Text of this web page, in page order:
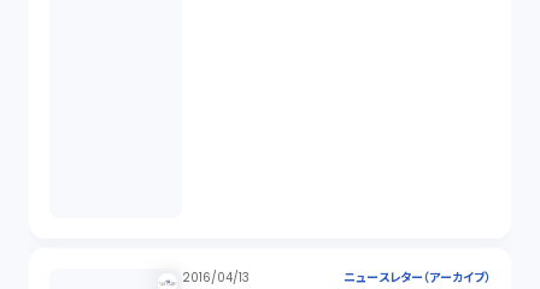
2016/04/13 ニュースレター（アーカイブ）